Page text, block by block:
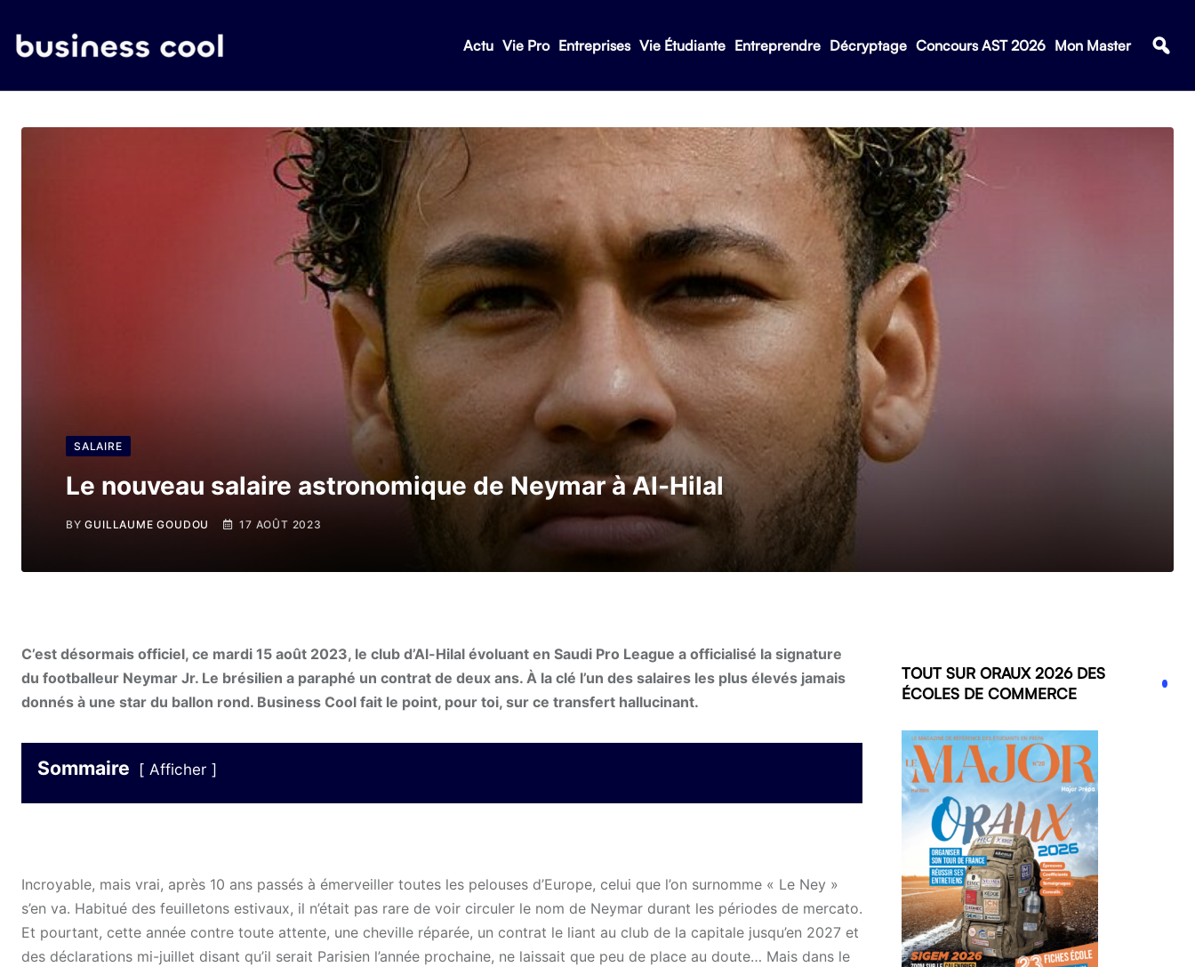
Actu Vie Pro Entreprises Vie Étudiante Entreprendre Décryptage Concours AST 2026 Mon Master
SALAIRE
Le nouveau salaire astronomique de Neymar à Al-Hilal
BYGUILLAUME GOUDOU 17 AOÛT 2023
C’est désormais officiel, ce mardi 15 août 2023, le club d’Al-Hilal évoluant en Saudi Pro League a officialisé la signature
du footballeur Neymar Jr. Le brésilien a paraphé un contrat de deux ans. À la clé l’un des salaires les plus élevés jamais
donnés à une star du ballon rond. Business Cool fait le point, pour toi, sur ce transfert hallucinant.
Sommaire Afficher
Incroyable, mais vrai, après 10 ans passés à émerveiller toutes les pelouses d’Europe, celui que l’on surnomme « Le Ney »
s’en va. Habitué des feuilletons estivaux, il n’était pas rare de voir circuler le nom de Neymar durant les périodes de mercato.
Et pourtant, cette année contre toute attente, une cheville réparée, un contrat le liant au club de la capitale jusqu’en 2027 et
des déclarations mi-juillet disant qu’il serait Parisien l’année prochaine, ne laissait que peu de place au doute… Mais dans le
TOUT SUR ORAUX 2026 DES
ÉCOLES DE COMMERCE